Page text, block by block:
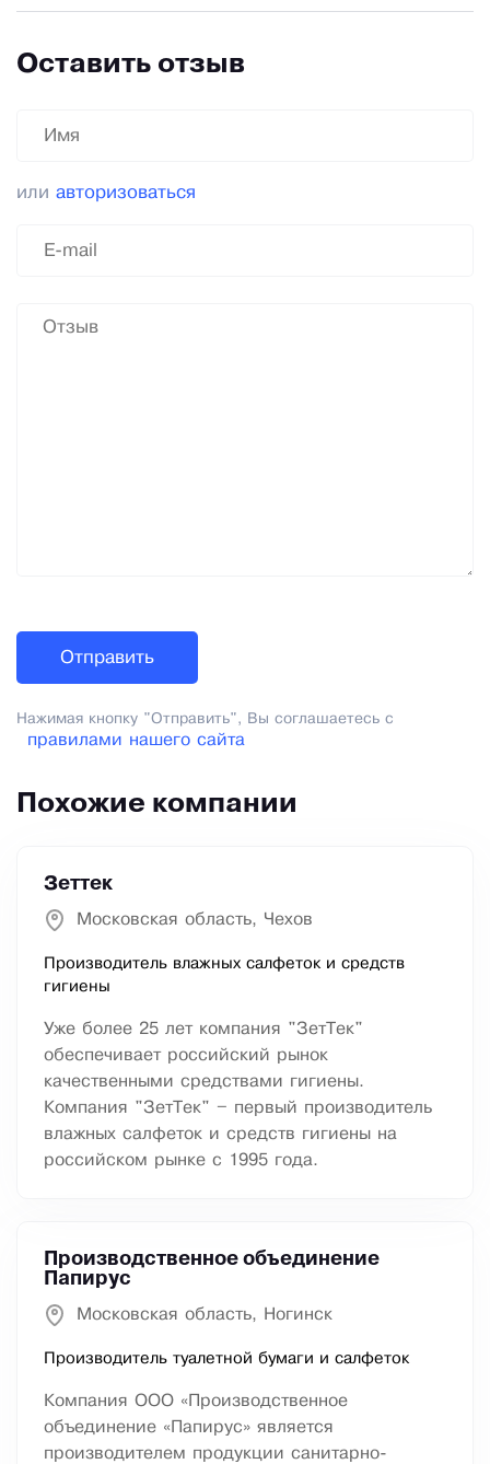
Оставить отзыв
или авторизоваться
Нажимая кнопку "Отправить", Вы соглашаетесь с
правилами нашего сайта
Похожие компании
Зеттек
Московская область, Чехов
Производитель влажных салфеток и средств
гигиены
Уже более 25 лет компания "ЗетТек"
обеспечивает российский рынок
качественными средствами гигиены.
Компания "ЗетТек" – первый производитель
влажных салфеток и средств гигиены на
российском рынке с 1995 года.
Производственное объединение
Папирус
Московская область, Ногинск
Производитель туалетной бумаги и салфеток
Компания ООО «Производственное
объединение «Папирус» является
производителем продукции санитарно-